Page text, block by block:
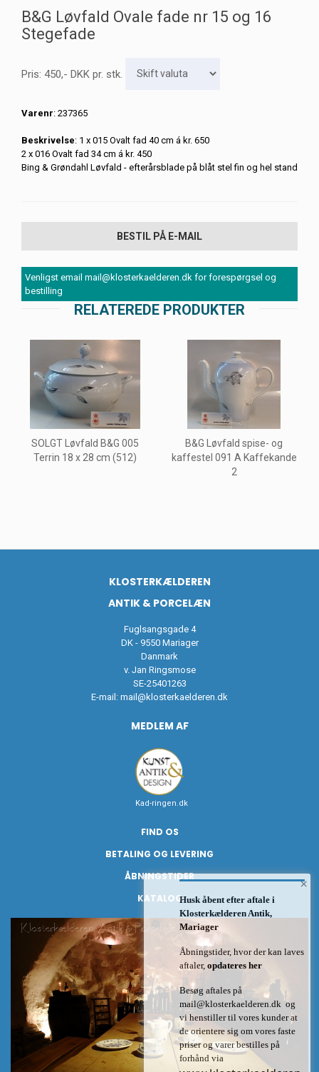
B&G Løvfald Ovale fade nr 15 og 16
Stegefade
Pris: 450,- DKK pr. stk.
Varenr: 237365
Beskrivelse: 1 x 015 Ovalt fad 40 cm á kr. 650
2 x 016 Ovalt fad 34 cm á kr. 450
Bing & Grøndahl Løvfald - efterårsblade på blåt stel fin og hel stand
BESTIL PÅ E-MAIL
Venligst email mail@klosterkaelderen.dk for forespørgsel og
bestilling
RELATEREDE PRODUKTER
SOLGT Løvfald B&G 005
Terrin 18 x 28 cm (512)
B&G Løvfald spise- og
kaffestel 091 A Kaffekande
2
KLOSTERKÆLDEREN
ANTIK & PORCELÆN
Fuglsangsgade 4
DK - 9550 Mariager
Danmark
v. Jan Ringsmose
SE-25401263
E-mail: mail@klosterkaelderen.dk
MEDLEM AF
Kad-ringen.dk
FIND OS
BETALING OG LEVERING
ÅBNINGSTIDER
KATALOG
×
Husk åbent efter aftale i
Klosterkælderen Antik,
Mariager
Åbningstider, hvor der kan laves
aftaler, opdateres her
Besøg aftales på
mail@klosterkaelderen.dk og
vi henstiller til vores kunder at
de orientere sig om vores faste
priser og varer bestilles på
forhånd via